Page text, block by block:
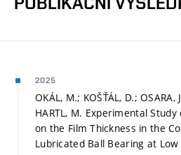
2025
OKÁL, M.; KOŠŤÁL, D.; OSARA,
HARTL, M. Experimental
on the Film Thickness in the
Lubricated Ball Bearing at Low